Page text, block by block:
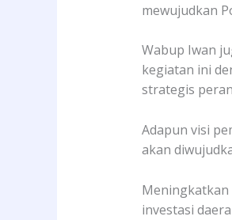
mewujudkan
Wabup Iwan
kegiatan ini
strategis
Adapun visi
akan
Meningkatkan
investasi